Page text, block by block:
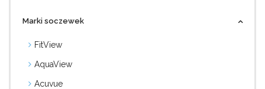
Marki soczewek
FitView
AquaView
Acuvue